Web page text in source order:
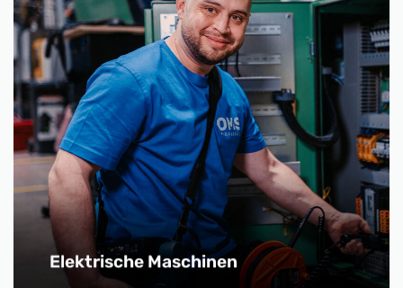
Elektrische Maschinen